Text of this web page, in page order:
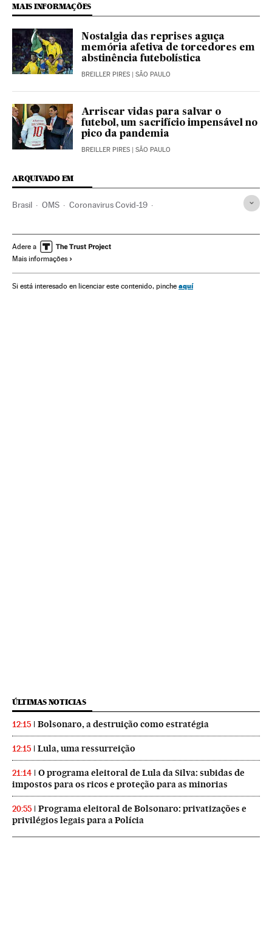
MAIS INFORMAÇÕES
Nostalgia das reprises aguça
memória afetiva de torcedores em
abstinência futebolística
BREILLER PIRES | SÃO PAULO
Arriscar vidas para salvar o
futebol, um sacrifício impensável no
pico da pandemia
BREILLER PIRES | SÃO PAULO
ARQUIVADO EM
Brasil OMS Coronavirus Covid-19
Doenças infecciosas Doenças respiratórias
Ministério Saúde
Clubes futebol Times esportes Clubes deportivos
Adere a
Mais informações
Si está interesado en licenciar este contenido, pinche aquí
ÚLTIMAS NOTICIAS
12:15 Bolsonaro, a destruição como estratégia
12:15 Lula, uma ressurreição
21:14
O programa eleitoral de Lula da Silva: subidas de
impostos para os ricos e proteção para as minorias
20:55
Programa eleitoral de Bolsonaro: privatizações e
privilégios legais para a Polícia